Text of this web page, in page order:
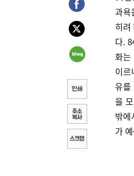
과
히려
다.
화
이
유를
을
밖
가